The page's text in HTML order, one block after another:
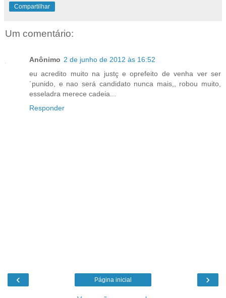
Compartilhar
Um comentário:
Anônimo 2 de junho de 2012 às 16:52
eu acredito muito na justç e oprefeito de venha ver ser
´punido, e nao será candidato nunca mais,, robou muito,
esseladra merece cadeia...
Responder
‹ ›
Página inicial